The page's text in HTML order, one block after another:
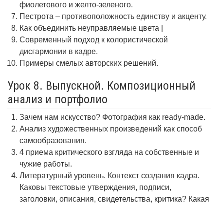
фиолетового и желто-зеленого.
Пестрота – противоположность единству и акценту.
Как объединить неуправляемые цвета |
Современный подход к колористической
дисгармонии в кадре.
Примеры смелых авторских решений.
Урок 8. Выпускной. Композиционный
анализ и портфолио
Зачем нам искусство? Фотография как ready-made.
Анализ художественных произведений как способ
самообразования.
4 приема критического взгляда на собственные и
чужие работы.
Литературный уровень. Контекст создания кадра.
Каковы текстовые утверждения, подписи,
заголовки, описания, свидетельства, критика? Какая